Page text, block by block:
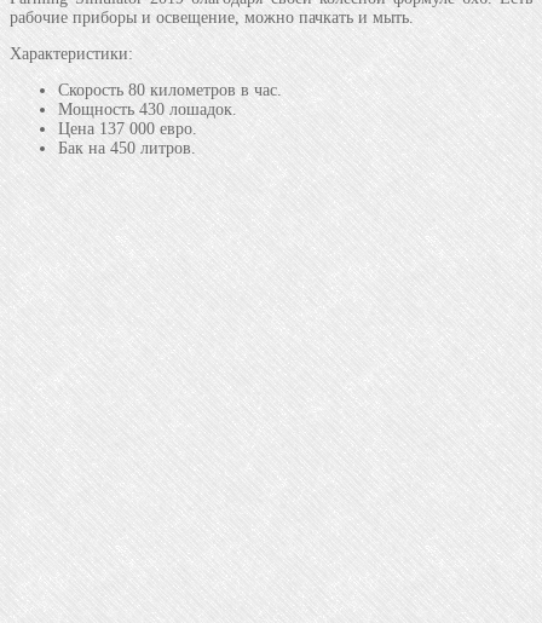
рабочие приборы и освещение, можно пачкать и мыть.
Характеристики:
Скорость 80 километров в час.
Мощность 430 лошадок.
Цена 137 000 евро.
Бак на 450 литров.